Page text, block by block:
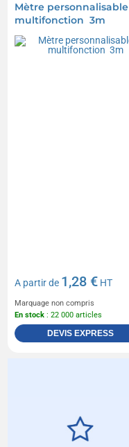
Mètre personnalisable
multifonction 3m
A partir de 1,28 € HT
Marquage non compris
En stock : 22 000 articles
DEVIS EXPRESS